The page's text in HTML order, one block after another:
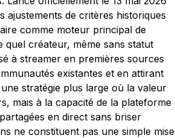
ajustements de critères historiques
comme moteur principal de
quel créateur, même sans statut
à streamer en premières sources
existantes et en attirant
stratégie plus large où la valeur
mais à la capacité de la plateforme
en direct sans briser
ne constituent pas une simple mise